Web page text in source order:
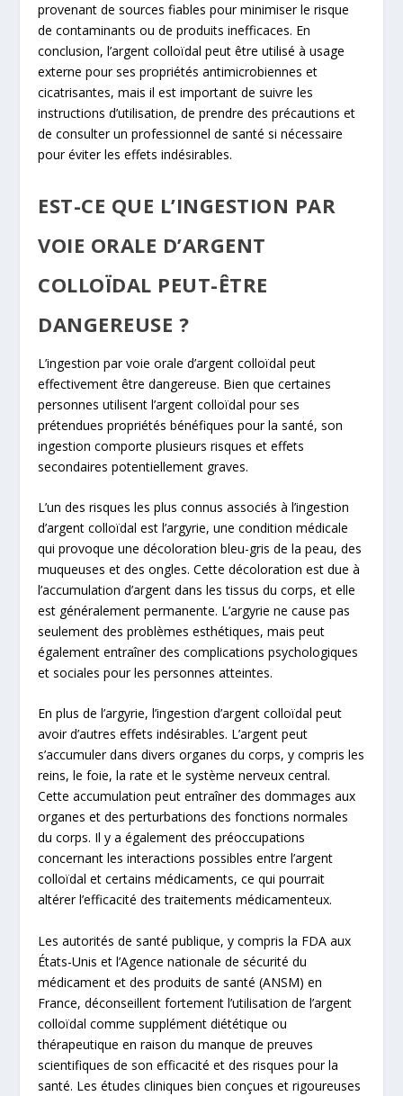
provenant de sources fiables pour minimiser le risque
de contaminants ou de produits inefficaces. En
conclusion, l’argent colloïdal peut être utilisé à usage
externe pour ses propriétés antimicrobiennes et
cicatrisantes, mais il est important de suivre les
instructions d’utilisation, de prendre des précautions et
de consulter un professionnel de santé si nécessaire
pour éviter les effets indésirables.
EST-CE QUE L’INGESTION PAR
VOIE ORALE D’ARGENT
COLLOÏDAL PEUT-ÊTRE
DANGEREUSE ?
L’ingestion par voie orale d’argent colloïdal peut
effectivement être dangereuse. Bien que certaines
personnes utilisent l’argent colloïdal pour ses
prétendues propriétés bénéfiques pour la santé, son
ingestion comporte plusieurs risques et effets
secondaires potentiellement graves.
L’un des risques les plus connus associés à l’ingestion
d’argent colloïdal est l’argyrie, une condition médicale
qui provoque une décoloration bleu-gris de la peau, des
muqueuses et des ongles. Cette décoloration est due à
l’accumulation d’argent dans les tissus du corps, et elle
est généralement permanente. L’argyrie ne cause pas
seulement des problèmes esthétiques, mais peut
également entraîner des complications psychologiques
et sociales pour les personnes atteintes.
En plus de l’argyrie, l’ingestion d’argent colloïdal peut
avoir d’autres effets indésirables. L’argent peut
s’accumuler dans divers organes du corps, y compris les
reins, le foie, la rate et le système nerveux central.
Cette accumulation peut entraîner des dommages aux
organes et des perturbations des fonctions normales
du corps. Il y a également des préoccupations
concernant les interactions possibles entre l’argent
colloïdal et certains médicaments, ce qui pourrait
altérer l’efficacité des traitements médicamenteux.
Les autorités de santé publique, y compris la FDA aux
États-Unis et l’Agence nationale de sécurité du
médicament et des produits de santé (ANSM) en
France, déconseillent fortement l’utilisation de l’argent
colloïdal comme supplément diététique ou
thérapeutique en raison du manque de preuves
scientifiques de son efficacité et des risques pour la
santé. Les études cliniques bien conçues et rigoureuses